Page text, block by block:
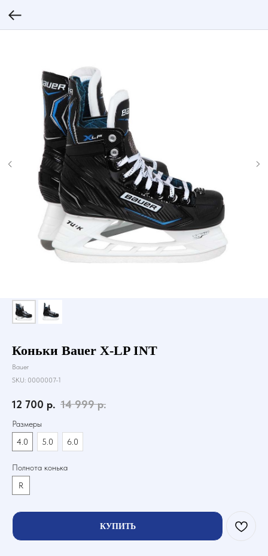
Коньки Bauer X-LP INT
Bauer
SKU: 0000007-1
12 700 р. 14 999 р.
Размеры
4.0
5.0 6.0
Полнота конька
R
КУПИТЬ